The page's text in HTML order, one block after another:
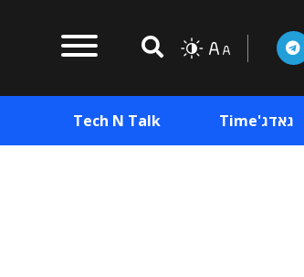
גאדג'Time Tech N Talk